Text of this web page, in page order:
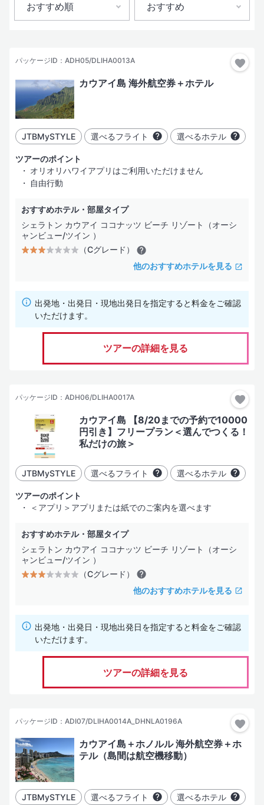
指定した都市だけ行く
絞り込み
ホテル（1） フライト
ホテルグレード
（SLグレード）
（Aグレード）
「十分に快適な滞在」が可能と考えるホテル。部屋はやや手狭に
なることがある
（Bグレード）
る経済的なホテル
（Dグレード）
価格優先型のサービス・施設内容
（Eグレード）
サービス・施設は効率を重視した最低限の装備
お部屋タイプ
コネクティングルーム
水上コテージ
ヴィラ
ホテル設備・サービス
検索する
おすすめ順 おすすめ
4日間
6日間
7日間
パッケージID：ADH05/DLIHA0013A
カウアイ島 海外航空券＋ホテル
JTBMySTYLE 選べるフライト 選べるホテル
ツアーのポイント
オリオリハワイアプリはご利用いただけません
自由行動
おすすめホテル・部屋タイプ
シェラトン カウアイ ココナッツ ビーチ リゾート（オーシ
ャンビュー/ツイン ）
（Cグレード）
他のおすすめホテルを見る
出発地・出発日・現地出発日を指定すると料金をご確認
いただけます。
ツアーの詳細を見る
パッケージID：ADH06/DLIHA0017A
カウアイ島 【8/20までの予約で10000
円引き】フリープラン＜選んでつくる！
私だけの旅＞
JTBMySTYLE 選べるフライト 選べるホテル
ツアーのポイント
＜アプリ＞アプリまたは紙でのご案内を選べます
おすすめホテル・部屋タイプ
シェラトン カウアイ ココナッツ ビーチ リゾート（オーシ
ャンビュー/ツイン ）
（Cグレード）
他のおすすめホテルを見る
出発地・出発日・現地出発日を指定すると料金をご確認
いただけます。
ツアーの詳細を見る
パッケージID：ADI07/DLIHA0014A_DHNLA0196A
カウアイ島＋ホノルル 海外航空券＋ホ
テル（島間は航空機移動）
JTBMySTYLE 選べるフライト 選べるホテル